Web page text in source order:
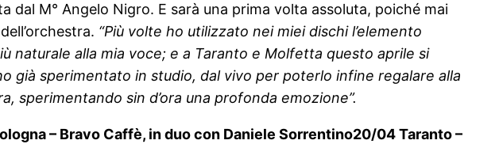
dal M° Angelo Nigro. E sarà una prima volta assoluta, poiché mai
“Più volte ho utilizzato nei miei dischi l’elemento
naturale alla mia voce; e a Taranto e Molfetta questo aprile si
già sperimentato in studio, dal vivo per poterlo infine regalare alla
sin d’ora una profonda emozione”.
– Bravo Caffè, in duo con Daniele Sorrentino20/04 Taranto –